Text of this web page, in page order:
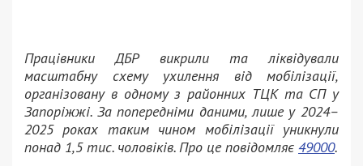
Працівники ДБР викрили та ліквідували
масштабну схему ухилення від мобілізації,
організовану в одному з районних ТЦК та СП у
Запоріжжі. За попередніми даними, лише у 2024–
2025 роках таким чином мобілізації уникнули
понад 1,5 тис. чоловіків. Про це повідомляє 49000.